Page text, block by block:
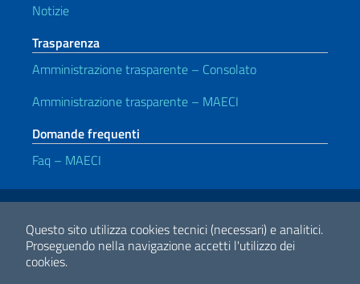
Questo sito utilizza cookies tecnici (necessari) e analitici.
Proseguendo nella navigazione accetti l'utilizzo dei
cookies.
Notizie
Trasparenza
Amministrazione trasparente – Consolato
Amministrazione trasparente – MAECI
Domande frequenti
Faq – MAECI
Link Utili